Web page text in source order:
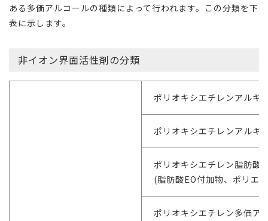
ある多価アルコールの種類によって行われます。この分類を下
表に示します。
非イオン界面活性剤の分類
ポリオキシエチレンアルキ
ポリオキシエチレンアルキ
ポリオキシエチレン脂肪酸
(脂肪酸EO付加物、ポリエ
ポリオキシエチレン多価ア